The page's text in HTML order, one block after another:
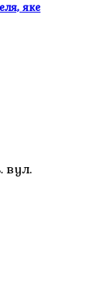
яке
вул.